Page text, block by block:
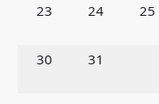
23 24 25
30 31